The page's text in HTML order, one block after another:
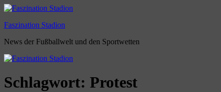
Zum
springen
Faszination Stadion
News der Fußballwelt und den Sportwetten
Schlagwort: Protest